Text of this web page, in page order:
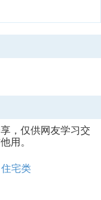
，仅供网友学习交
用。
住宅类